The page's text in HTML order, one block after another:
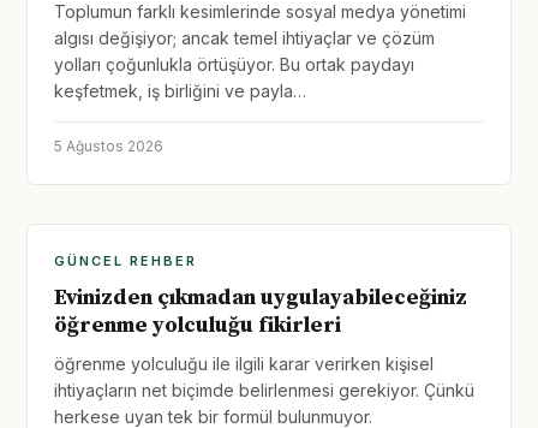
Toplumun farklı kesimlerinde sosyal medya yönetimi
algısı değişiyor; ancak temel ihtiyaçlar ve çözüm
yolları çoğunlukla örtüşüyor. Bu ortak paydayı
keşfetmek, iş birliğini ve payla…
5 Ağustos 2026
GÜNCEL REHBER
Evinizden çıkmadan uygulayabileceğiniz
öğrenme yolculuğu fikirleri
öğrenme yolculuğu ile ilgili karar verirken kişisel
ihtiyaçların net biçimde belirlenmesi gerekiyor. Çünkü
herkese uyan tek bir formül bulunmuyor.